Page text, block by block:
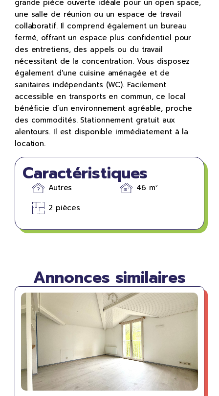
grande pièce ouverte idéale pour un open space,
une salle de réunion ou un espace de travail
collaboratif. Il comprend également un bureau
fermé, offrant un espace plus confidentiel pour
des entretiens, des appels ou du travail
nécessitant de la concentration. Vous disposez
également d'une cuisine aménagée et de
sanitaires indépendants (WC). Facilement
accessible en transports en commun, ce local
bénéficie d’un environnement agréable, proche
des commodités. Stationnement gratuit aux
alentours. Il est disponible immédiatement à la
location.
Caractéristiques
Autres
46 m²
2 pièces
Annonces similaires